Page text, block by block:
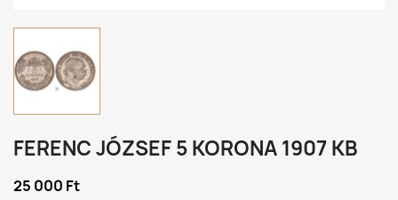
FERENC JÓZSEF 5 KORONA 1907 KB
25 000 Ft